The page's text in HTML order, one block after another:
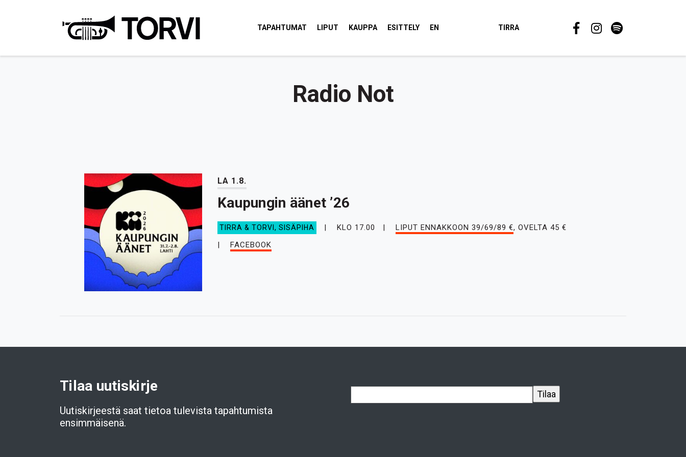
TAPAHTUMAT LIPUT KAUPPA ESITTELY EN TIRRA
Radio Not
LA 1.8.
Kaupungin äänet ’26
TIRRA & TORVI, SISÄPIHA KLO 17.00 LIPUT ENNAKKOON 39/69/89 €, OVELTA 45 €
FACEBOOK
Tilaa uutiskirje
Uutiskirjeestä saat tietoa tulevista tapahtumista
ensimmäisenä.